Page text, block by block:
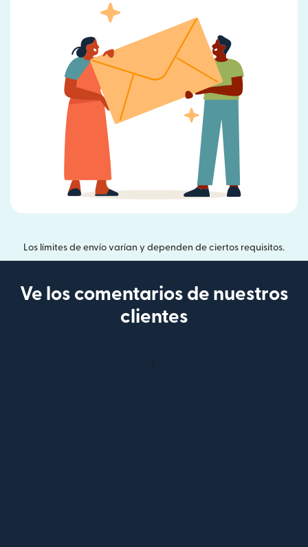
Los límites de envío varían y dependen de ciertos requisitos.
Ve los comentarios de nuestros
clientes